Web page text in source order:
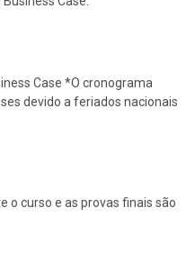
Case *O cronograma
devido a feriados nacionais
o curso e as provas finais são